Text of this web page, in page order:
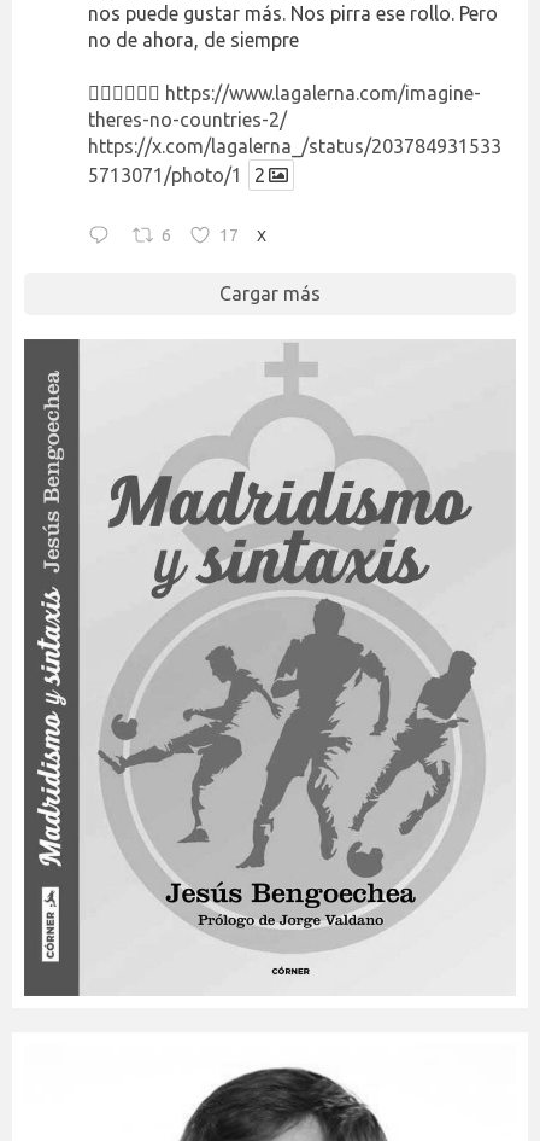
nos puede gustar más. Nos pirra ese rollo. Pero
no de ahora, de siempre
👉🏻👉🏻👉🏻 https://www.lagalerna.com/imagine-
theres-no-countries-2/
https://x.com/lagalerna_/status/203784931533
5713071/photo/1
2
6 17 X
Cargar más